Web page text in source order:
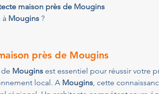
maison près de Mougins
à Mougins ?
près de Mougins
Mougins est essentiel pour réussir votre
local. A Mougins, cette